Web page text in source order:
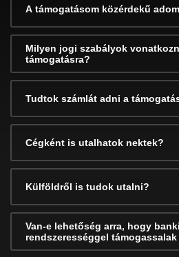
A támogatásom közérdekű
Milyen jogi szabályok
támogatásra?
Tudtok számlát adni a
Cégként is utalhatok nektek?
Külföldről is tudok utalni?
Van-e lehetőség arra, hogy
rendszerességgel